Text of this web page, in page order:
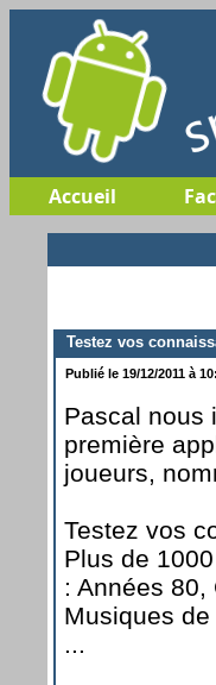
Accueil
Testez vos
Publié le 19/12/2011 à
Pascal nous
première
joueurs,
Testez vos
Plus de
: Années
Musiques
...